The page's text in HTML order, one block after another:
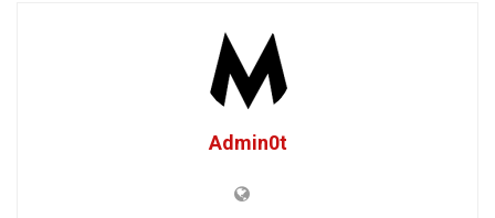
Admin0t